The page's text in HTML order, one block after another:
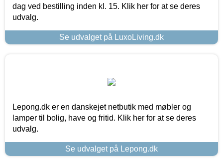
dag ved bestilling inden kl. 15. Klik her for at se deres
udvalg.
Se udvalget på LuxoLiving.dk
Lepong.dk er en danskejet netbutik med møbler og
lamper til bolig, have og fritid. Klik her for at se deres
udvalg.
Se udvalget på Lepong.dk